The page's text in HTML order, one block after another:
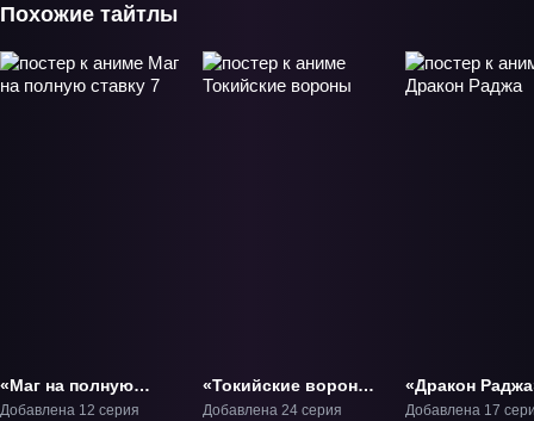
Похожие тайтлы
«Маг на полную
ставку 7» ТВ-7
Добавлена 12 серия
«Токийские вороны»
ТВ-1
Добавлена 24 серия
«Дракон
ТВ-1
Добавлена 17